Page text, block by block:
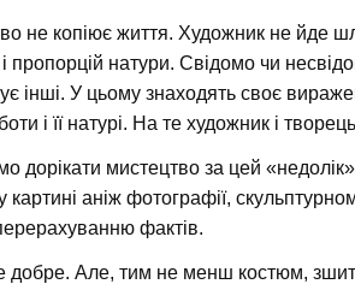
не копіює життя. Художник не йде
пропорцій натури. Свідомо чи
інші. У цьому знаходять своє
і її натурі. На те художник і
дорікати мистецтво за цей
картині аніж фотографії,
фактів.
добре. Але, тим не менш костюм,